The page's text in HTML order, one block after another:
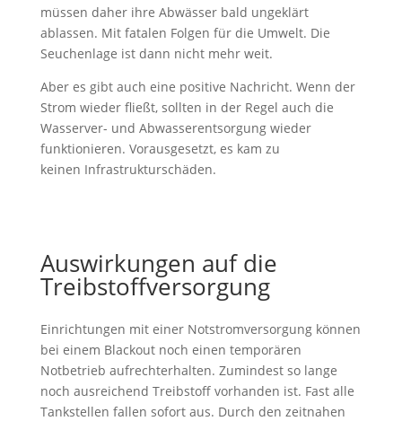
müssen daher ihre Abwässer bald ungeklärt
ablassen. Mit fatalen Folgen für die Umwelt. Die
Seuchenlage ist dann nicht mehr weit.
Aber es gibt auch eine positive Nachricht. Wenn der
Strom wieder fließt, sollten in der Regel auch die
Wasserver- und Abwasserentsorgung wieder
funktionieren. Vorausgesetzt, es kam zu
keinen Infrastrukturschäden.
Auswirkungen auf die
Treibstoffversorgung
Einrichtungen mit einer Notstromversorgung können
bei einem Blackout noch einen temporären
Notbetrieb aufrechterhalten. Zumindest so lange
noch ausreichend Treibstoff vorhanden ist. Fast alle
Tankstellen fallen sofort aus. Durch den zeitnahen